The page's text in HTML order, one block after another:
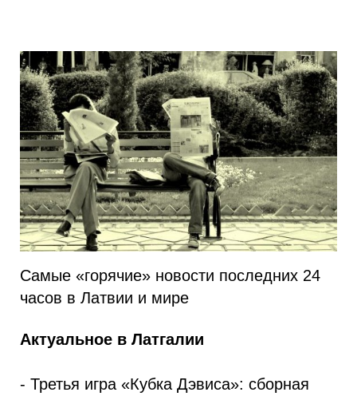
Самые «горячие» новости последних 24
часов в Латвии и мире
Актуальное в Латгалии
- Третья игра «Кубка Дэвиса»: сборная